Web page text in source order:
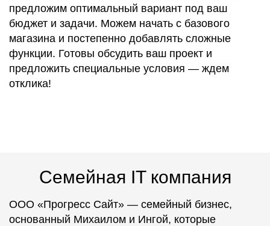
предложим оптимальный вариант под ваш
бюджет и задачи. Можем начать с базового
магазина и постепенно добавлять сложные
функции. Готовы обсудить ваш проект и
предложить специальные условия — ждем
отклика!
Семейная IT компания
ООО «Прогресс Сайт» — семейный бизнес,
основанный Михаилом и Ингой, которые